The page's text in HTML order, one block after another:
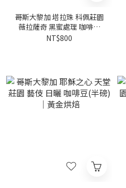
哥斯大黎加 塔拉珠 科佩莊園
薇拉薩奇 黑蜜處理 咖啡豆
(半磅)｜黃金烘焙
NT$800